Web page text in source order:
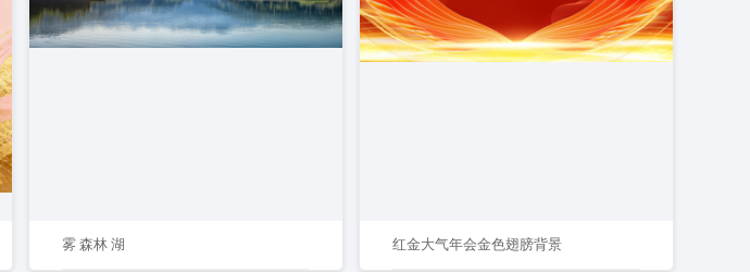
雾 森林 湖 红金大气年会金色翅膀背景